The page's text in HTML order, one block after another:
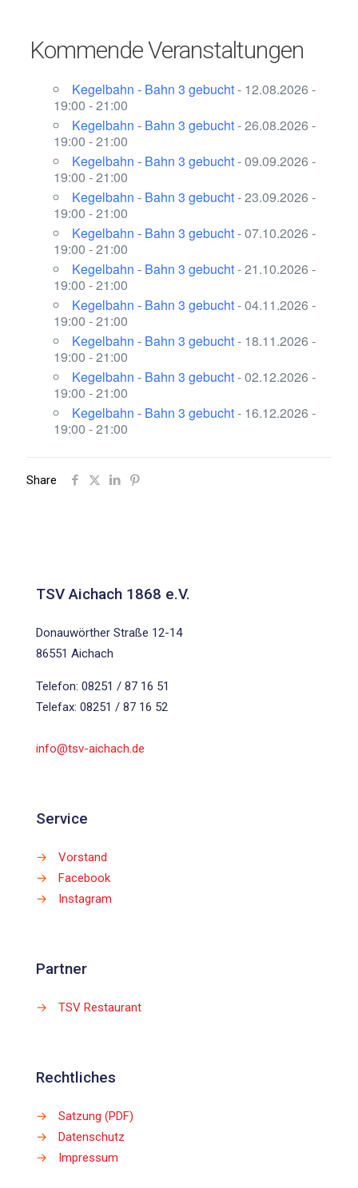
Kommende Veranstaltungen
Kegelbahn - Bahn 3 gebucht- 12.08.2026 -
19:00 - 21:00
Kegelbahn - Bahn 3 gebucht- 26.08.2026 -
19:00 - 21:00
Kegelbahn - Bahn 3 gebucht- 09.09.2026 -
19:00 - 21:00
Kegelbahn - Bahn 3 gebucht- 23.09.2026 -
19:00 - 21:00
Kegelbahn - Bahn 3 gebucht- 07.10.2026 -
19:00 - 21:00
Kegelbahn - Bahn 3 gebucht- 21.10.2026 -
19:00 - 21:00
Kegelbahn - Bahn 3 gebucht- 04.11.2026 -
19:00 - 21:00
Kegelbahn - Bahn 3 gebucht- 18.11.2026 -
19:00 - 21:00
Kegelbahn - Bahn 3 gebucht- 02.12.2026 -
19:00 - 21:00
Kegelbahn - Bahn 3 gebucht- 16.12.2026 -
19:00 - 21:00
Share
TSV Aichach 1868 e.V.
Donauwörther Straße 12-14
86551 Aichach
Telefon: 08251 / 87 16 51
Telefax: 08251 / 87 16 52
info@tsv-aichach.de
Service
→
Vorstand
→
Facebook
→
Instagram
Partner
→ TSV Restaurant
Rechtliches
→
Satzung (PDF)
→
Datenschutz
→
Impressum